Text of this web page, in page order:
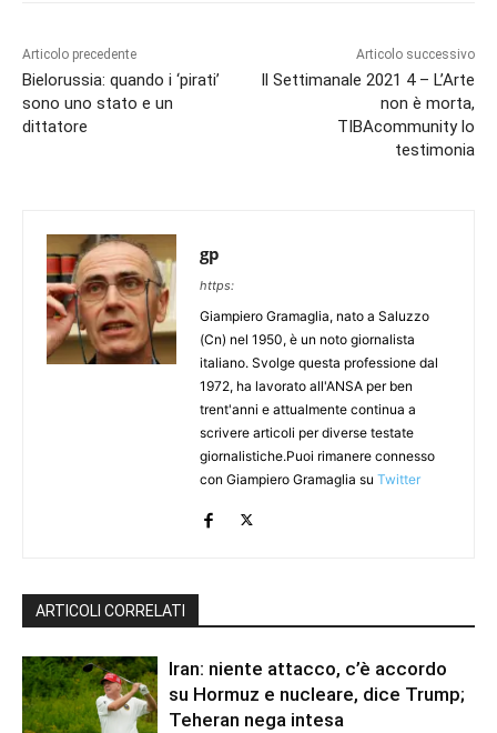
Articolo precedente
Bielorussia: quando i ‘pirati’
sono uno stato e un
dittatore
Articolo successivo
Il Settimanale 2021 4 – L’Arte
non è morta,
TIBAcommunity lo
testimonia
gp
https:
Giampiero Gramaglia, nato a Saluzzo
(Cn) nel 1950, è un noto giornalista
italiano. Svolge questa professione dal
1972, ha lavorato all'ANSA per ben
trent'anni e attualmente continua a
scrivere articoli per diverse testate
giornalistiche.Puoi rimanere connesso
con Giampiero Gramaglia su Twitter
ARTICOLI CORRELATI
Iran: niente attacco, c’è accordo
su Hormuz e nucleare, dice Trump;
Teheran nega intesa